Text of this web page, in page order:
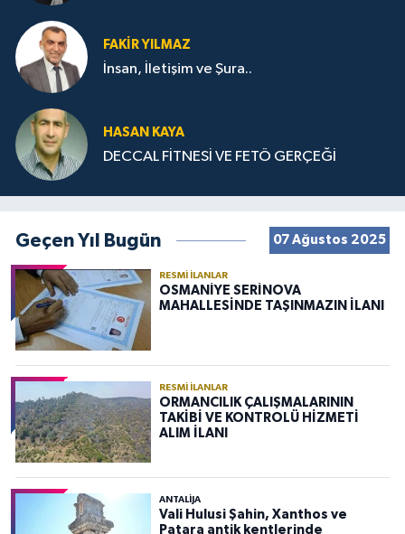
FAKIR YILMAZ
İnsan, İletişim ve Şura..
HASAN KAYA
DECCAL FİTNESİ VE FETÖ GERÇEĞİ
Geçen Yıl Bugün 07 Ağustos 2025
RESMI İLANLAR
OSMANİYE SERİNOVA
MAHALLESİNDE TAŞINMAZIN İLANI
RESMI İLANLAR
ORMANCILIK ÇALIŞMALARININ
TAKİBİ VE KONTROLÜ HİZMETİ
ALIM İLANI
ANTALIJA
Vali Hulusi Şahin, Xanthos ve
Patara antik kentlerinde